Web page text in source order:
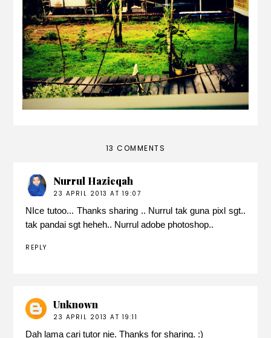
over edit! *edited*
13 COMMENTS
Nurrul Hazieqah
23 APRIL 2013 AT 19:07
NIce tutoo... Thanks sharing .. Nurrul tak guna pixl sgt..
tak pandai sgt heheh.. Nurrul adobe photoshop..
REPLY
Unknown
23 APRIL 2013 AT 19:11
Dah lama cari tutor nie. Thanks for sharing. :)